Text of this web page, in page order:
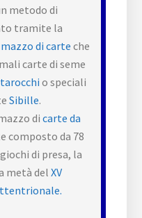
metodo di
tramite la
mazzo di carte che
carte di seme
tarocchi o speciali
Sibille.
dicarte da
composto da 78
di presa, la
metà delXV